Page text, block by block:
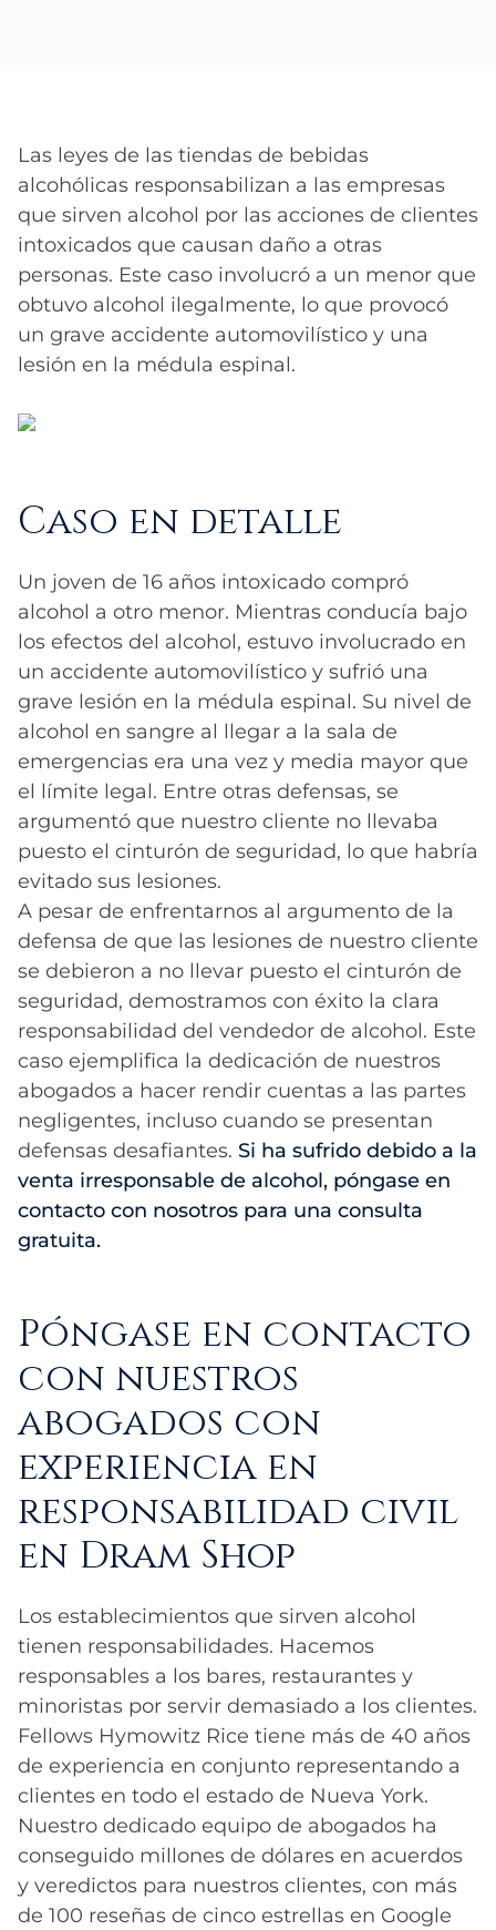
Las leyes de las tiendas de bebidas
alcohólicas responsabilizan a las empresas
que sirven alcohol por las acciones de clientes
intoxicados que causan daño a otras
personas. Este caso involucró a un menor que
obtuvo alcohol ilegalmente, lo que provocó
un grave accidente automovilístico y una
lesión en la médula espinal.
Caso en detalle
Un joven de 16 años intoxicado compró
alcohol a otro menor. Mientras conducía bajo
los efectos del alcohol, estuvo involucrado en
un accidente automovilístico y sufrió una
grave lesión en la médula espinal. Su nivel de
alcohol en sangre al llegar a la sala de
emergencias era una vez y media mayor que
el límite legal. Entre otras defensas, se
argumentó que nuestro cliente no llevaba
puesto el cinturón de seguridad, lo que habría
evitado sus lesiones.
A pesar de enfrentarnos al argumento de la
defensa de que las lesiones de nuestro cliente
se debieron a no llevar puesto el cinturón de
seguridad, demostramos con éxito la clara
responsabilidad del vendedor de alcohol. Este
caso ejemplifica la dedicación de nuestros
abogados a hacer rendir cuentas a las partes
negligentes, incluso cuando se presentan
defensas desafiantes. Si ha sufrido debido a la
venta irresponsable de alcohol, póngase en
contacto con nosotros para una consulta
gratuita.
Póngase en contacto
con nuestros
abogados con
experiencia en
responsabilidad civil
en Dram Shop
Los establecimientos que sirven alcohol
tienen responsabilidades. Hacemos
responsables a los bares, restaurantes y
minoristas por servir demasiado a los clientes.
Fellows Hymowitz Rice tiene más de 40 años
de experiencia en conjunto representando a
clientes en todo el estado de Nueva York.
Nuestro dedicado equipo de abogados ha
conseguido millones de dólares en acuerdos
y veredictos para nuestros clientes, con más
de 100 reseñas de cinco estrellas en Google